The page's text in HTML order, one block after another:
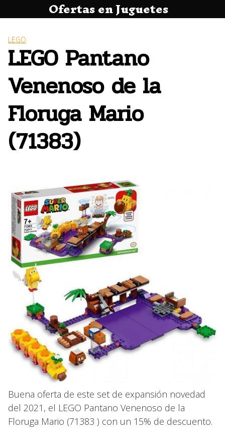
al
Ofertas en Juguetes
LEGO
LEGO Pantano
Venenoso de la
Floruga Mario
(71383)
Buena oferta de este set de expansión novedad
del 2021, el LEGO Pantano Venenoso de la
Floruga Mario (71383 ) con un 15% de descuento.